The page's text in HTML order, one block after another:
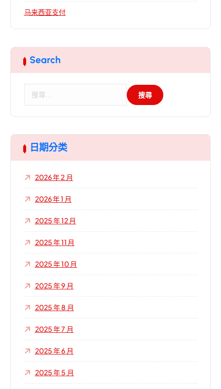
马来西亚支付
Search
字
:
日期分类
2026 年 2 月
2026 年 1 月
2025 年 12 月
2025 年 11 月
2025 年 10 月
2025 年 9 月
2025 年 8 月
2025 年 7 月
2025 年 6 月
2025 年 5 月